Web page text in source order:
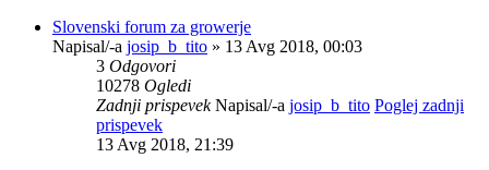
Slovenski forum za growerje
Napisal/-a josip_b_tito » 13 Avg 2018, 00:03
3 Odgovori
10278 Ogledi
Zadnji prispevekNapisal/-a josip_b_tito Poglej zadnji
prispevek
13 Avg 2018, 21:39